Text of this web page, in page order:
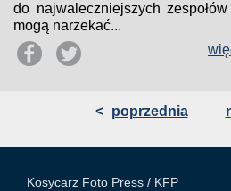
do najwaleczniejszych
mogą narzekać...
< poprzednia
Kosycarz Foto Press / KFP